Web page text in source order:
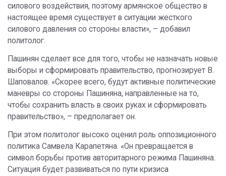
силового воздействия, поэтому армянское общество в
настоящее время существует в ситуации жесткого
силового давления со стороны власти», – добавил
политолог.
Пашинян сделает все для того, чтобы не назначать новые
выборы и сформировать правительство, прогнозирует В.
Шаповалов. «Скорее всего, будут активные политические
маневры со стороны Пашиняна, направленные на то,
чтобы сохранить власть в своих руках и сформировать
правительство», – предполагает он.
При этом политолог высоко оценил роль оппозиционного
политика Самвела Карапетяна. «Он превращается в
символ борьбы против авторитарного режима Пашиняна.
Ситуация будет развиваться по пути кризиса